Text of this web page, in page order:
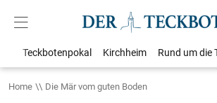
Teckbotenpokal Kirchheim Rund um die
Home Die Mär vom guten Boden